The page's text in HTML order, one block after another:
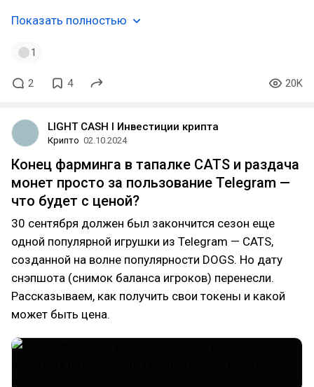
Показать полностью
1
2 4 20K
LIGHT CASH l Инвестиции крипта
Крипто 02.10.2024
Конец фарминга в тапалке CATS и раздача
монет просто за пользование Telegram —
что будет с ценой?
30 сентября должен был закончится сезон еще
одной популярной игрушки из Telegram — CATS,
созданной на волне популярности DOGS. Но дату
снэпшота (снимок баланса игроков) перенесли.
Рассказываем, как получить свои токены и какой
может быть цена.